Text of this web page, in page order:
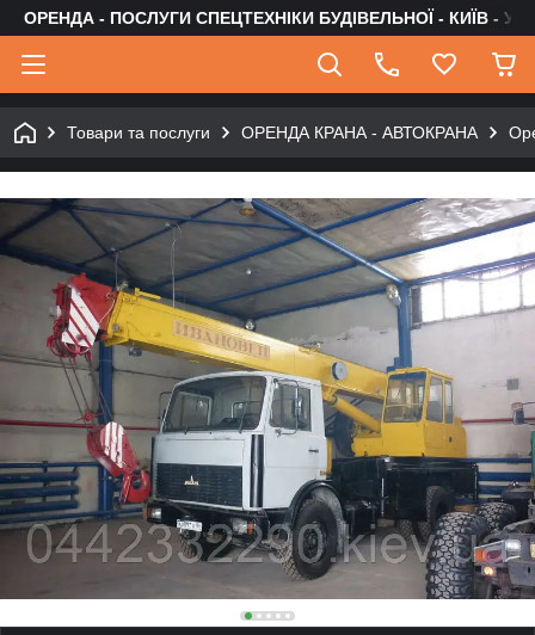
ОРЕНДА - ПОСЛУГИ СПЕЦТЕХНІКИ БУДІВЕЛЬНОЇ - КИЇВ -
Товари та послуги ОРЕНДА КРАНА - АВТОКРАНА